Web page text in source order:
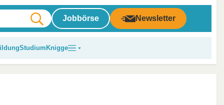
Jobbörse Newsletter
Studium Knigge